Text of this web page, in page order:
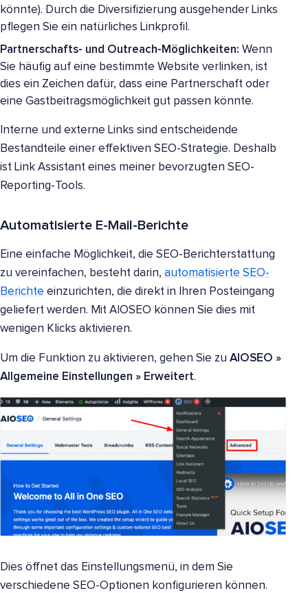
könnte). Durch die Diversifizierung ausgehender Links
pflegen Sie ein natürliches Linkprofil.
Partnerschafts- und Outreach-Möglichkeiten: Wenn
Sie häufig auf eine bestimmte Website verlinken, ist
dies ein Zeichen dafür, dass eine Partnerschaft oder
eine Gastbeitragsmöglichkeit gut passen könnte.
Interne und externe Links sind entscheidende
Bestandteile einer effektiven SEO-Strategie. Deshalb
ist Link Assistant eines meiner bevorzugten SEO-
Reporting-Tools.
Automatisierte E-Mail-Berichte
Eine einfache Möglichkeit, die SEO-Berichterstattung
zu vereinfachen, besteht darin, automatisierte SEO-
Berichte einzurichten, die direkt in Ihren Posteingang
geliefert werden. Mit AIOSEO können Sie dies mit
wenigen Klicks aktivieren.
Um die Funktion zu aktivieren, gehen Sie zu AIOSEO »
Allgemeine Einstellungen » Erweitert.
Dies öffnet das Einstellungsmenü, in dem Sie
verschiedene SEO-Optionen konfigurieren können.